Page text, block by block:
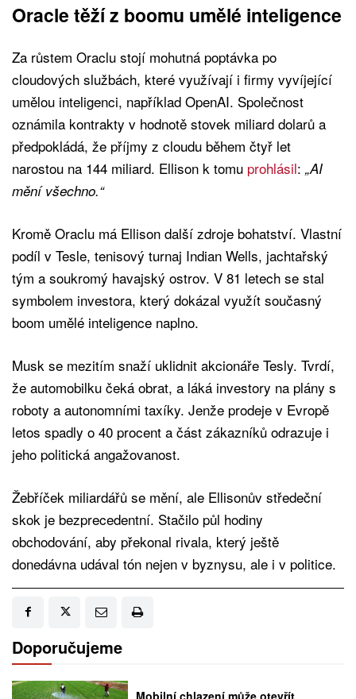
Oracle těží z boomu umělé inteligence
Za růstem Oraclu stojí mohutná poptávka po
cloudových službách, které využívají i firmy vyvíjející
umělou inteligenci, například OpenAI. Společnost
oznámila kontrakty v hodnotě stovek miliard dolarů a
předpokládá, že příjmy z cloudu během čtyř let
narostou na 144 miliard. Ellison k tomu prohlásil: „AI
mění všechno.“
Kromě Oraclu má Ellison další zdroje bohatství. Vlastní
podíl v Tesle, tenisový turnaj Indian Wells, jachtařský
tým a soukromý havajský ostrov. V 81 letech se stal
symbolem investora, který dokázal využít současný
boom umělé inteligence naplno.
Musk se mezitím snaží uklidnit akcionáře Tesly. Tvrdí,
že automobilku čeká obrat, a láká investory na plány s
roboty a autonomními taxíky. Jenže prodeje v Evropě
letos spadly o 40 procent a část zákazníků odrazuje i
jeho politická angažovanost.
Žebříček miliardářů se mění, ale Ellisonův středeční
skok je bezprecedentní. Stačilo půl hodiny
obchodování, aby překonal rivala, který ještě
donedávna udával tón nejen v byznysu, ale i v politice.
Doporučujeme
Mobilní chlazení může otevřít